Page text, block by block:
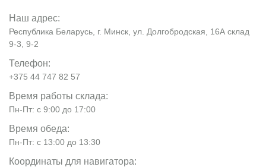
Наш адрес:
Республика Беларусь, г. Минск, ул. Долгобродская, 16А склад
9-3, 9-2
Телефон:
+375 44 747 82 57
Время работы склада:
Пн-Пт: с 9:00 до 17:00
Время обеда:
Пн-Пт: с 13:00 до 13:30
Координаты для навигатора: